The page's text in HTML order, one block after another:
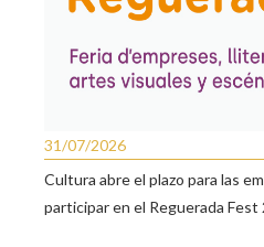
31/07/2026
Cultura abre el plazo para las
participar en el Reguerada Fest